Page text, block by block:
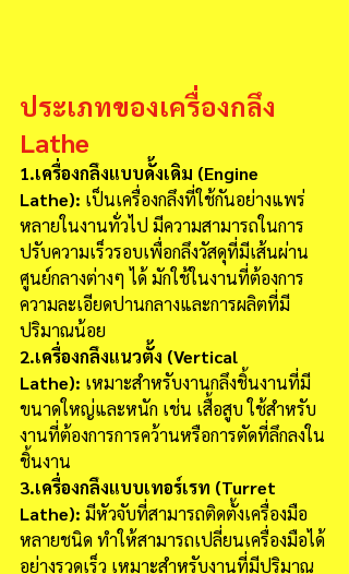
ประเภทของเครื่องกลึง
Lathe
1.เครื่องกลึงแบบดั้งเดิม (Engine
Lathe): เป็นเครื่องกลึงที่ใช้กันอย่างแพร่
หลายในงานทั่วไป มีความสามารถในการ
ปรับความเร็วรอบเพื่อกลึงวัสดุที่มีเส้นผ่าน
ศูนย์กลางต่างๆ ได้ มักใช้ในงานที่ต้องการ
ความละเอียดปานกลางและการผลิตที่มี
ปริมาณน้อย
2.เครื่องกลึงแนวตั้ง (Vertical
Lathe): เหมาะสำหรับงานกลึงชิ้นงานที่มี
ขนาดใหญ่และหนัก เช่น เสื้อสูบ ใช้สำหรับ
งานที่ต้องการการคว้านหรือการตัดที่ลึกลงใน
ชิ้นงาน
3.เครื่องกลึงแบบเทอร์เรท (Turret
Lathe): มีหัวจับที่สามารถติดตั้งเครื่องมือ
หลายชนิด ทำให้สามารถเปลี่ยนเครื่องมือได้
อย่างรวดเร็ว เหมาะสำหรับงานที่มีปริมาณ